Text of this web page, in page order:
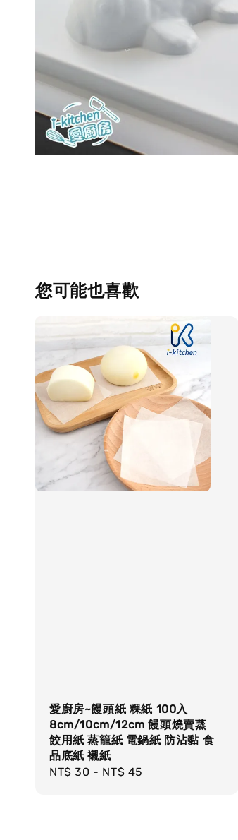
您可能也喜歡
愛廚房~饅頭紙 粿紙 100入
8cm/10cm/12cm 饅頭燒賣蒸
餃用紙 蒸籠紙 電鍋紙 防沾黏 食
品底紙 襯紙
Regular
NT$ 30 - NT$ 45